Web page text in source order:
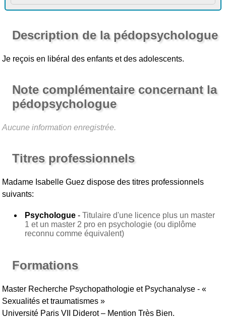
Description de la pédopsychologue
Je reçois en libéral des enfants et des adolescents.
Note complémentaire concernant la
pédopsychologue
Aucune information enregistrée.
Titres professionnels
Madame Isabelle Guez dispose des titres professionnels
suivants:
Psychologue -Titulaire d'une licence plus un master
1 et un master 2 pro en psychologie (ou diplôme
reconnu comme équivalent)
Formations
Master Recherche Psychopathologie et Psychanalyse - «
Sexualités et traumatismes »
Université Paris VII Diderot – Mention Très Bien.